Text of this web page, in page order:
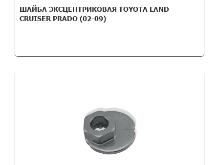
ШАЙБА ЭКСЦЕНТРИКОВАЯ TOYOTA LAND
CRUISER PRADO (02-09)